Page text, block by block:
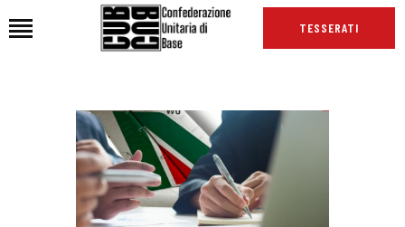
TESSERATI
HOME
CHI SIAMO
SEDI
NEWS